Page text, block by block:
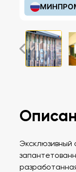
Эксклюзивный